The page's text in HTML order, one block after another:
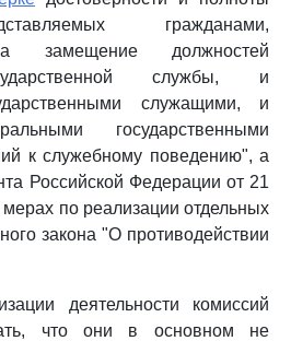
гражданами,
замещение должностей
службы, и
служащими, и
государственными
к служебному поведению", а
Российской Федерации от 21
по реализации отдельных
закона "О противодействии
деятельности комиссий
что они в основном не